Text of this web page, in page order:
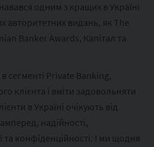
одним з кращих в Україні
авторитетних видань, як The
Banker Awards, Капітал та
сегменті Private Banking,
клієнта і вміти задовольняти
в Україні очікують від
надійності,
конфіденційності. І ми щодня